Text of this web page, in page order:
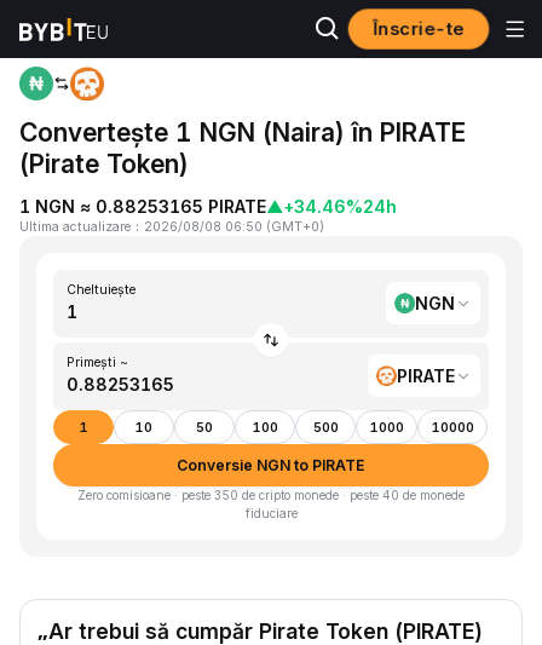
Înscrie-te
Acasă NGN to PIRATE
Convertește 1 NGN (Naira) în PIRATE
(Pirate Token)
1 NGN ≈ 0.88253165 PIRATE▲+34.46%24h
Ultima actualizare ： 2026/08/08 06:50 (GMT+0)
Cheltuiește
NGN
Primești ~
PIRATE
1 10 50 100 500 1000 10000
Conversie NGN to PIRATE
Zero comisioane · peste 350 de cripto monede · peste 40 de monede
fiduciare
„Ar trebui să cumpăr Pirate Token (PIRATE)